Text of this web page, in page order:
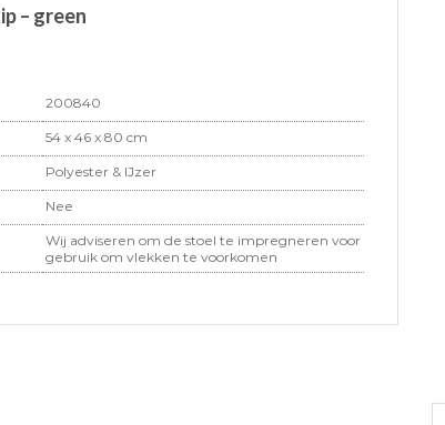
– green
200840
54 x 46 x 80 cm
Polyester & IJzer
Nee
Wij adviseren om de stoel te impregneren voor
gebruik om vlekken te voorkomen